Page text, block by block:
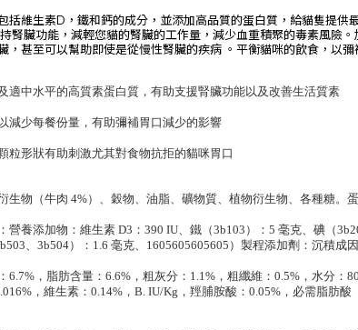
括維生素D，鐵和鈣的成分，並添加高品質的蛋白質，給貓隻提
腎臟功能，減輕您貓的腎臟的工作量，減少血重積聚的毒素風險
，甚至可以幫助即使是從慢性腎臟的疾病 。平衡貓咪的飲食，以彌
適中水平的高質素蛋白質，有助支援腎臟功能以及改善生活質素
減少每餐份量，有助彌補胃口減少的影響
粒形狀有助刺激尤其對食物抗拒的貓咪胃口
生物（牛肉 4%）、穀物、油脂、礦物質、植物衍生物、各種糖。
營養添加物：維生素 D3：390 IU、鐵（3b103）：5 毫克、碘（
、3b504）：1.6 毫克、1605605605605）製程添加劑：沉積成
6.7%，脂肪含量：6.6%，粗灰分：1.1%，粗纖維：0.5%，水分：
，維生素：0.14%，B. IU/Kg，羥脯胺酸：0.05%，必需脂肪